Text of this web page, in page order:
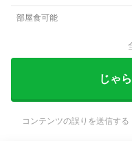
部屋食可能
じゃ
コンテンツの誤りを送信する